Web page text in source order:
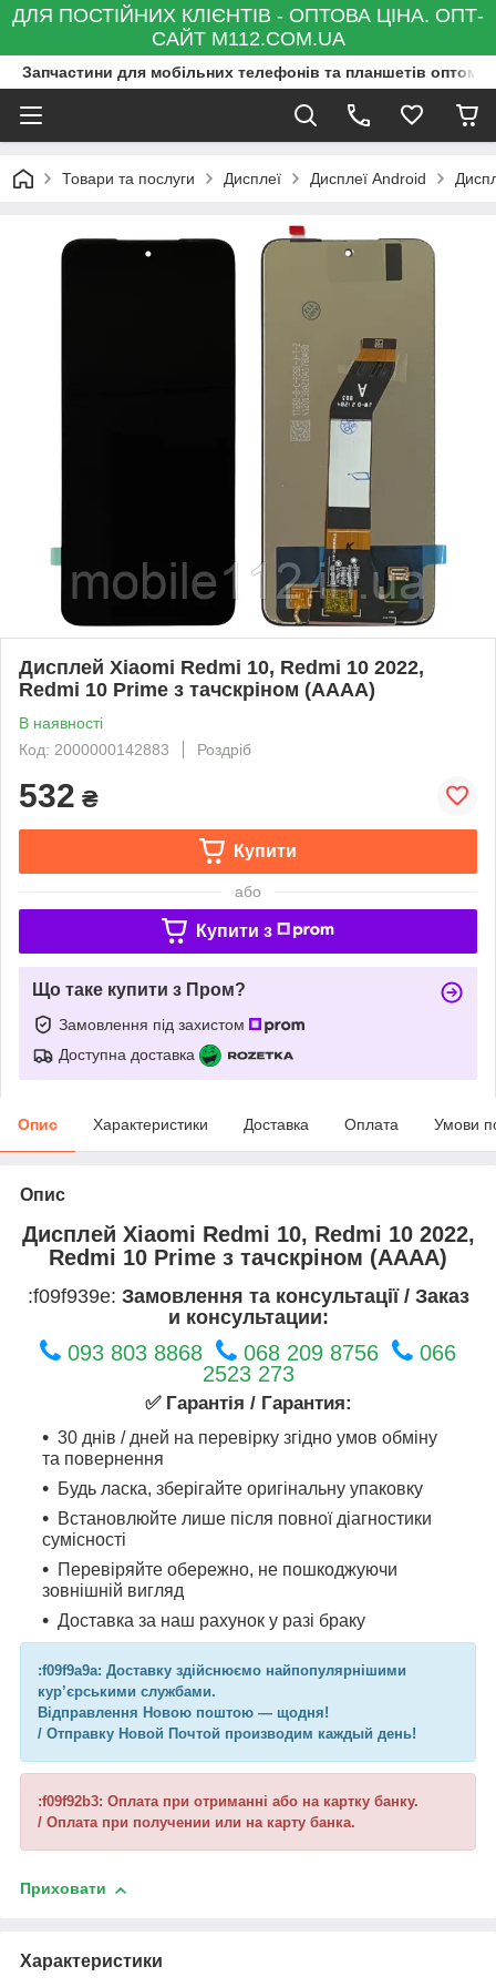
ДЛЯ ПОСТІЙНИХ КЛІЄНТІВ - ОПТОВА ЦІНА. ОПТ-
САЙТ M112.COM.UA
Запчастини для мобільних телефонів та планшетів оптом
Товари та послуги Дисплеї Дисплеї Android
Дисплей Xiaomi Redmi 10, Redmi 10 2022,
Redmi 10 Prime з тачскріном (AAAA)
В наявності
Код: 2000000142883
Роздріб
532 ₴
Купити
або
Купити з
Що таке купити з Пром?
Замовлення під захистом
Доступна доставка
Опис Характеристики Доставка Оплата Умови
Опис
Дисплей Xiaomi Redmi 10, Redmi 10 2022,
Redmi 10 Prime з тачскріном (AAAA)
:f09f939e: Замовлення та консультації / Заказ
и консультации:
093 803 8868 068 209 8756
066
2523 273
✅ Гарантія / Гарантия:
30 днів / дней на перевірку згідно умов обміну
та повернення
Будь ласка, зберігайте оригінальну упаковку
Встановлюйте лише після повної діагностики
сумісності
Перевіряйте обережно, не пошкоджуючи
зовнішній вигляд
Доставка за наш рахунок у разі браку
:f09f9a9a: Доставку здійснюємо найпопулярнішими
кур’єрськими службами.
Відправлення Новою поштою — щодня!
/ Отправку Новой Почтой производим каждый день!
:f09f92b3: Оплата при отриманні або на картку банку.
/ Оплата при получении или на карту банка.
Приховати
Характеристики